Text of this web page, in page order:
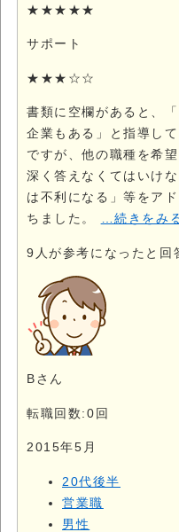
★★★★★
サポート
★★★☆☆
書類に空欄があると、
企業もある」と指導し
ですが、他の職種を希
深く答えなくてはいけ
は不利になる」等をア
ちました。 …続きをみ
9 人が参考になったと回
Bさん
転職回数:0回
2015年5月
20代後半
営業職
男性